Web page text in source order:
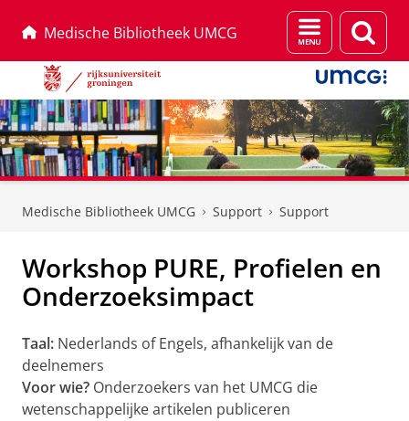
Medische Bibliotheek UMCG
Menu
en
zoeken
Medische Bibliotheek UMCG Support Support
Workshop PURE, Profielen en
Onderzoeksimpact
Taal: Nederlands of Engels, afhankelijk van de
deelnemers
Voor wie? Onderzoekers van het UMCG die
wetenschappelijke artikelen publiceren